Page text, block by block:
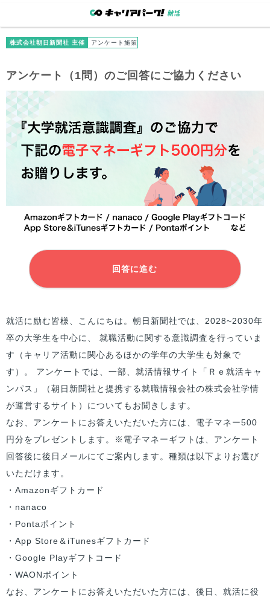
株式会社朝日新聞社 主催 アンケート施策
アンケート（1問）のご回答にご協力ください
回答に進む
就活に励む皆様
、こんにちは。朝日新聞社では、2028~2030年
卒の大学生を中心に、 就職活動に関する意識調査を行っていま
す（キャリア活動に関心あるほかの学年の大学生も対象で
す）。 アンケートでは、一部、就活情報サイト「Ｒｅ就活キャ
ンパス」（朝日新聞社と提携する就職情報会社の株式会社学情
が運営するサイト）についてもお聞きします。
なお、アンケートにお答えいただいた方には、電子マネー500
円分をプレゼントします。※電子マネーギフトは、アンケート
回答後に後日メールにてご案内します。種類は以下よりお選び
いただけます。
・Amazonギフトカード
・nanaco
・Pontaポイント
・App Store＆iTunesギフトカード
・Google Playギフトコード
・WAONポイント
なお、アンケートにお答えいただいた方には、後日、就活に役